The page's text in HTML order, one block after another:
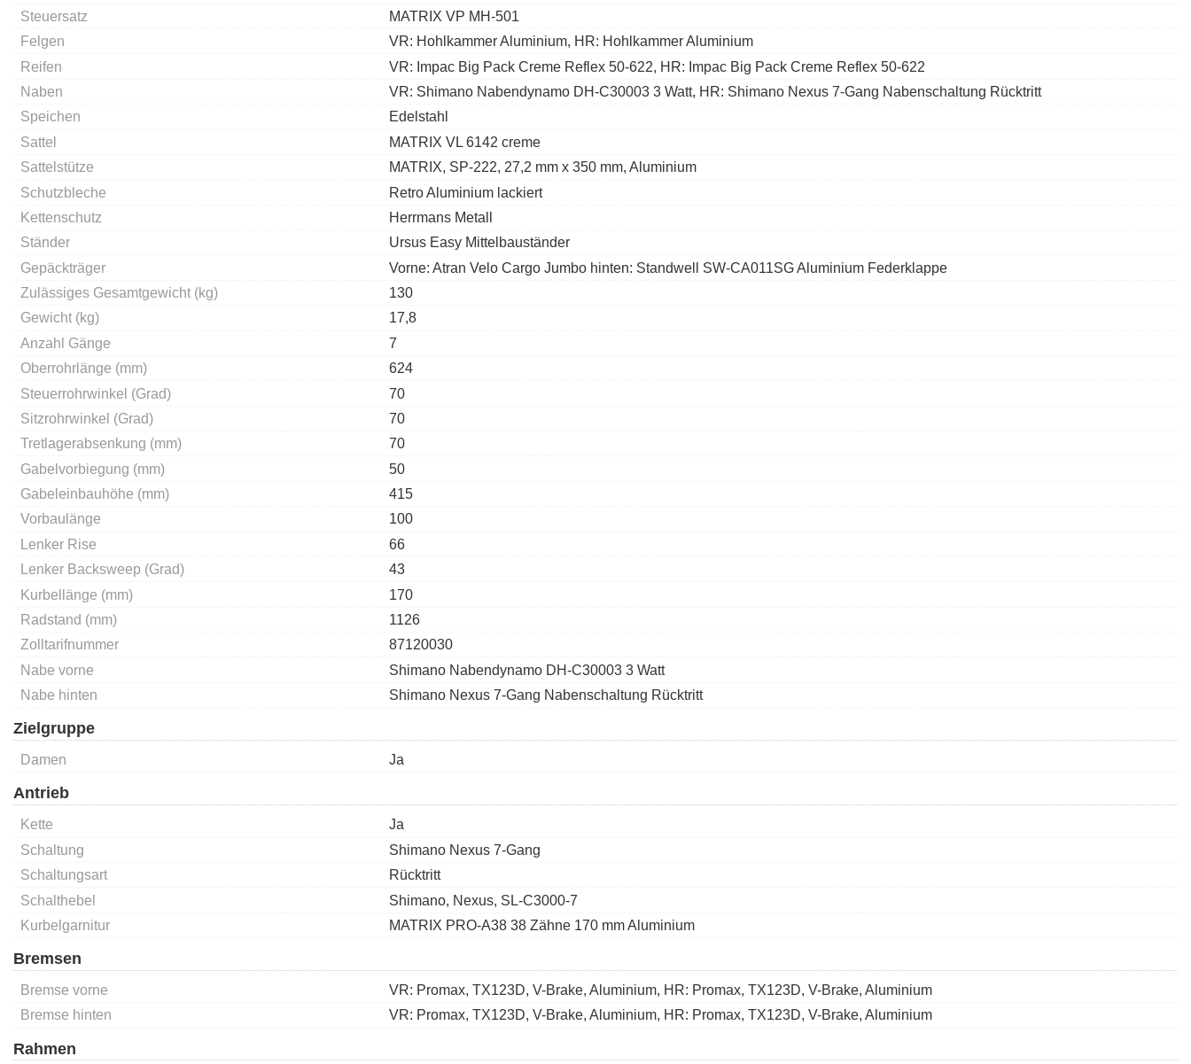
Steuersatz
MATRIX VP MH-501
Felgen
VR: Hohlkammer Aluminium, HR: Hohlkammer Aluminium
Reifen
VR: Impac Big Pack Creme Reflex 50-622, HR: Impac Big Pack Creme Reflex 50-622
Naben
VR: Shimano Nabendynamo DH-C30003 3 Watt, HR: Shimano Nexus 7-Gang Nabenschaltung Rücktritt
Speichen
Edelstahl
Sattel
MATRIX VL 6142 creme
Sattelstütze
MATRIX, SP-222, 27,2 mm x 350 mm, Aluminium
Schutzbleche
Retro Aluminium lackiert
Kettenschutz
Herrmans Metall
Ständer
Ursus Easy Mittelbauständer
Gepäckträger
Vorne: Atran Velo Cargo Jumbo hinten: Standwell SW-CA011SG Aluminium Federklappe
Zulässiges Gesamtgewicht (kg)
130
Gewicht (kg)
17,8
Anzahl Gänge
7
Oberrohrlänge (mm)
624
Steuerrohrwinkel (Grad)
70
Sitzrohrwinkel (Grad)
70
Tretlagerabsenkung (mm)
70
Gabelvorbiegung (mm)
50
Gabeleinbauhöhe (mm)
415
Vorbaulänge
100
Lenker Rise
66
Lenker Backsweep (Grad)
43
Kurbellänge (mm)
170
Radstand (mm)
1126
Zolltarifnummer
87120030
Nabe vorne
Shimano Nabendynamo DH-C30003 3 Watt
Nabe hinten
Shimano Nexus 7-Gang Nabenschaltung Rücktritt
Zielgruppe
Damen Ja
Antrieb
Kette
Ja
Schaltung
Shimano Nexus 7-Gang
Schaltungsart
Rücktritt
Schalthebel
Shimano, Nexus, SL-C3000-7
Kurbelgarnitur
MATRIX PRO-A38 38 Zähne 170 mm Aluminium
Bremsen
Bremse vorne
VR: Promax, TX123D, V-Brake, Aluminium, HR: Promax, TX123D, V-Brake, Aluminium
Bremse hinten
VR: Promax, TX123D, V-Brake, Aluminium, HR: Promax, TX123D, V-Brake, Aluminium
Rahmen